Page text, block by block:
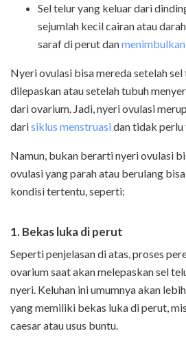
Sel telur yang keluar dari
sejumlah kecil cairan atau
saraf di perut dan
Nyeri ovulasi bisa mereda setelah
dilepaskan atau setelah tubuh
dari ovarium. Jadi, nyeri ovulasi
darisiklus menstruasidan tidak
Namun, bukan berarti nyeri ovulasi
ovulasi yang parah atau berulang
kondisi tertentu, seperti:
1. Bekas luka di perut
Seperti penjelasan di atas, proses
ovarium saat akan melepaskan sel
nyeri. Keluhan ini umumnya akan
yang memiliki bekas luka di perut,
caesar atau usus buntu.